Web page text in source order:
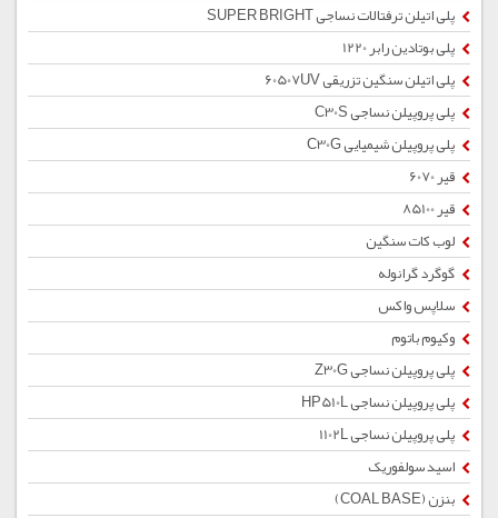
پلی اتیلن ترفتالات نساجی SUPER BRIGHT
پلی بوتادین رابر 1220
پلی اتیلن سنگین تزریقی 60507UV
پلی پروپیلن نساجی C30S
پلی پروپیلن شیمیایی C30G
قیر 6070
قیر 85100
لوب کات سنگین
گوگرد گرانوله
سلاپس واکس
وکیوم باتوم
پلی پروپیلن نساجی Z30G
پلی پروپیلن نساجی HP510L
پلی پروپیلن نساجی 1102L
اسید سولفوریک
بنزن (COAL BASE)